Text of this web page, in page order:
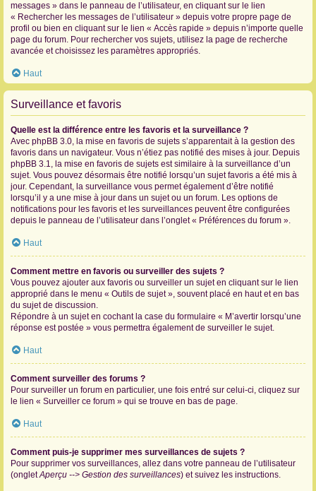
messages » dans le panneau de l’utilisateur, en cliquant sur le lien
« Rechercher les messages de l’utilisateur » depuis votre propre page de
profil ou bien en cliquant sur le lien « Accès rapide » depuis n’importe quelle
page du forum. Pour rechercher vos sujets, utilisez la page de recherche
avancée et choisissez les paramètres appropriés.
Haut
Surveillance et favoris
Quelle est la différence entre les favoris et la surveillance ?
Avec phpBB 3.0, la mise en favoris de sujets s’apparentait à la gestion des
favoris dans un navigateur. Vous n’étiez pas notifié des mises à jour. Depuis
phpBB 3.1, la mise en favoris de sujets est similaire à la surveillance d’un
sujet. Vous pouvez désormais être notifié lorsqu’un sujet favoris a été mis à
jour. Cependant, la surveillance vous permet également d’être notifié
lorsqu’il y a une mise à jour dans un sujet ou un forum. Les options de
notifications pour les favoris et les surveillances peuvent être configurées
depuis le panneau de l’utilisateur dans l’onglet « Préférences du forum ».
Haut
Comment mettre en favoris ou surveiller des sujets ?
Vous pouvez ajouter aux favoris ou surveiller un sujet en cliquant sur le lien
approprié dans le menu « Outils de sujet », souvent placé en haut et en bas
du sujet de discussion.
Répondre à un sujet en cochant la case du formulaire « M’avertir lorsqu’une
réponse est postée » vous permettra également de surveiller le sujet.
Haut
Comment surveiller des forums ?
Pour surveiller un forum en particulier, une fois entré sur celui-ci, cliquez sur
le lien « Surveiller ce forum » qui se trouve en bas de page.
Haut
Comment puis-je supprimer mes surveillances de sujets ?
Pour supprimer vos surveillances, allez dans votre panneau de l’utilisateur
(ongletAperçu --> Gestion des surveillances) et suivez les instructions.